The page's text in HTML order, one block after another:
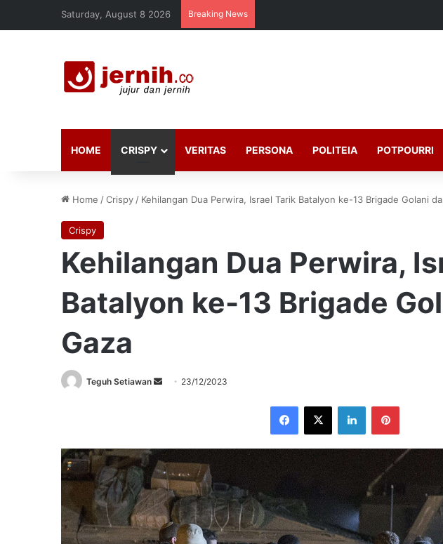
Saturday, August 8 2026 Breaking News
HOME CRISPY VERITAS PERSONA POLITEIA POTPOURRI
Home /Crispy / Kehilangan Dua Perwira, Israel Tarik Batalyon ke-13 Brigade Golani
Crispy
Kehilangan Dua Perwira,
Batalyon ke-13 Brigade
Gaza
Teguh Setiawan
Send 23/12/2023
Facebook
X LinkedInPinterest